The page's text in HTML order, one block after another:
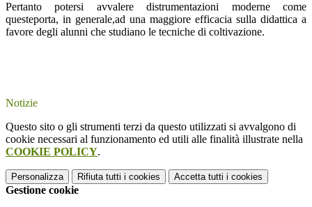
Pertanto potersi avvalere distrumentazioni moderne come
questeporta, in generale,ad una maggiore efficacia sulla didattica a
favore degli alunni che studiano le tecniche di coltivazione.
Notizie
Questo sito o gli strumenti terzi da questo utilizzati si avvalgono di
cookie necessari al funzionamento ed utili alle finalità illustrate nella
COOKIE POLICY.
Personalizza Rifiuta tutti i cookies Accetta tutti i cookies
Gestione cookie